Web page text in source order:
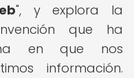
", y explora la
que ha
en que nos
información.